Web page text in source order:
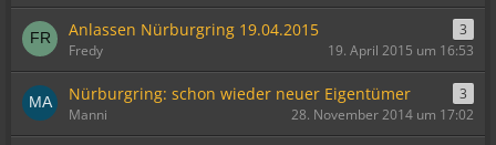
Anlassen Nürburgring 19.04.2015
3
Fredy
19. April 2015 um 16:53
Nürburgring: schon wieder neuer Eigentümer
3
Manni
28. November 2014 um 17:02